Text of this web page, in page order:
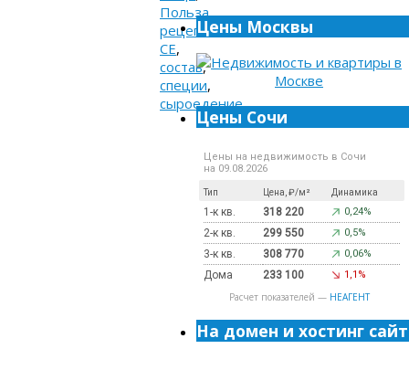
Польза,
рецепт,
СЕ,
состав,
специи,
сыроедение
Цены Москвы
Цены Сочи
Цены на недвижимость в Сочи
на 09.08.2026
Тип Цена, ₽/м² Динамика
1-к кв. 318 220 0,24%
2-к кв. 299 550 0,5%
3-к кв. 308 770 0,06%
Дома 233 100 1,1%
Расчет показателей — НЕАГЕНТ
На домен и хостинг